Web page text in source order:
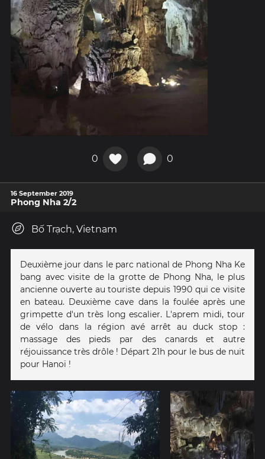
0 0
16 September 2019
Phong Nha 2/2
Bố Trạch, Vietnam
Deuxième jour dans le parc national de Phong Nha Ke
bang avec visite de la grotte de Phong Nha, le plus
ancienne ouverte au touriste depuis 1990 qui ce visite
en bateau. Deuxième cave dans la foulée après une
grimpette d'un très long escalier. L'aprem midi, tour
de vélo dans la région avé arrêt au duck stop :
massage des pieds par des canards et autre
réjouissance très drôle ! Départ 21h pour le bus de nuit
pour Hanoï !